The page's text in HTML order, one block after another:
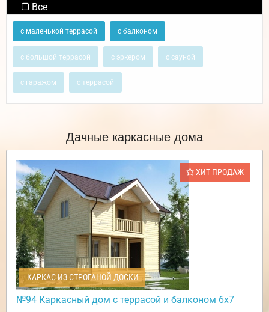
Все
с маленькой террасой с балконом
с большой террасой с эркером с сауной
с гаражом с террасой
Дачные каркасные дома
ХИТ ПРОДАЖ
КАРКАС ИЗ СТРОГАНОЙ ДОСКИ
№94 Каркасный дом с террасой и балконом 6х7